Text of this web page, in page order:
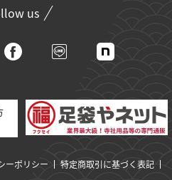
us
ーポリシー
特定商取引に基づく表記